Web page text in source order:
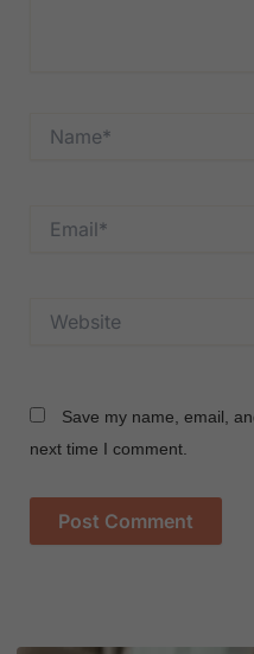
Save my name, email,
next time I comment.